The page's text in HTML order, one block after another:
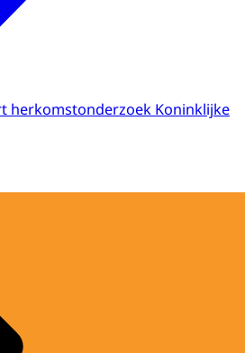
herkomstonderzoek Koninklijke